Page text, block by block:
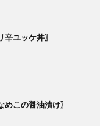
ユッケ丼〗
この醤油漬け〗